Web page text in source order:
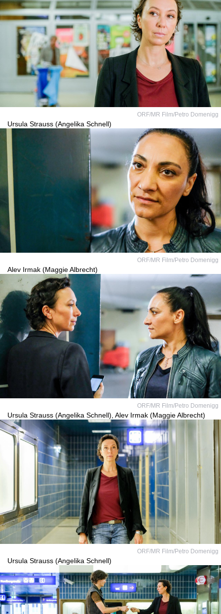
ORF/MR Film/Petro Domenigg
Ursula Strauss (Angelika Schnell)
ORF/MR Film/Petro Domenigg
Alev Irmak (Maggie Albrecht)
ORF/MR Film/Petro Domenigg
Ursula Strauss (Angelika Schnell), Alev Irmak (Maggie Albrecht)
ORF/MR Film/Petro Domenigg
Ursula Strauss (Angelika Schnell)